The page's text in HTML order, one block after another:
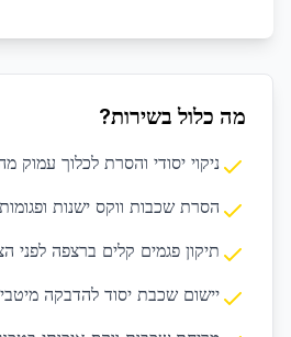
מה כלול בשירות?
ניקוי יסודי והסרת לכלוך עמוק
הסרת שכבות ווקס ישנות ופגומות
תיקון פגמים קלים ברצפה לפני
יישום שכבת יסוד להדבקה